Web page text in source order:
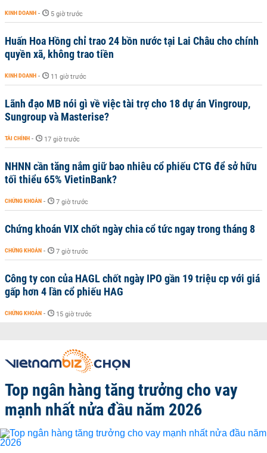
KINH DOANH - 5 giờ trước
Huấn Hoa Hồng chỉ trao 24 bồn nước tại Lai Châu cho chính
quyền xã, không trao tiền
KINH DOANH - 11 giờ trước
Lãnh đạo MB nói gì về việc tài trợ cho 18 dự án Vingroup,
Sungroup và Masterise?
TÀI CHÍNH - 17 giờ trước
NHNN cần tăng nắm giữ bao nhiêu cổ phiếu CTG để sở hữu
tối thiểu 65% VietinBank?
CHỨNG KHOÁN - 7 giờ trước
Chứng khoán VIX chốt ngày chia cổ tức ngay trong tháng 8
CHỨNG KHOÁN - 7 giờ trước
Công ty con của HAGL chốt ngày IPO gần 19 triệu cp với giá
gấp hơn 4 lần cổ phiếu HAG
CHỨNG KHOÁN - 15 giờ trước
Top ngân hàng tăng trưởng cho vay
mạnh nhất nửa đầu năm 2026